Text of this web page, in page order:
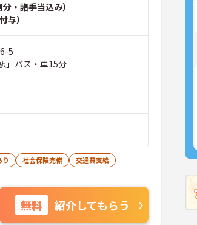
・諸手当込み）
与）
5
」バス・車15分
社会保険完備
交通費支給
無料 紹介してもらう